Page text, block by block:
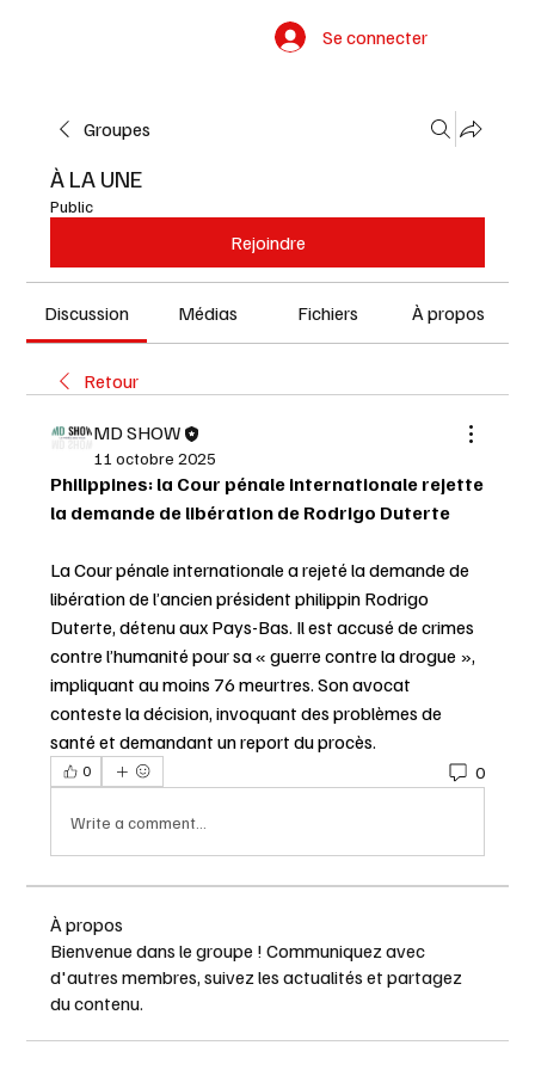
Se connecter
Groupes
À LA UNE
Public
Rejoindre
Discussion Médias Fichiers À propos
Retour
MD SHOW
11 octobre 2025
Philippines: la Cour pénale internationale rejette
la demande de libération de Rodrigo Duterte
La Cour pénale internationale a rejeté la demande de
libération de l’ancien président philippin Rodrigo
Duterte, détenu aux Pays-Bas. Il est accusé de crimes
contre l’humanité pour sa « guerre contre la drogue »,
impliquant au moins 76 meurtres. Son avocat
conteste la décision, invoquant des problèmes de
santé et demandant un report du procès.
0 0
Write a comment...
À propos
Bienvenue dans le groupe ! Communiquez avec
d'autres membres, suivez les actualités et partagez
du contenu.